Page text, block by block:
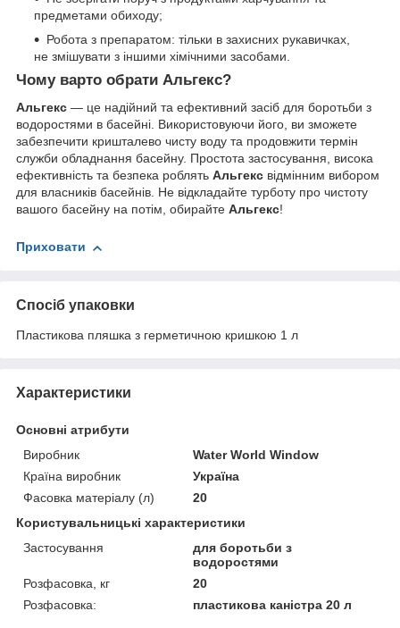
предметами обиходу;
Робота з препаратом: тільки в захисних рукавичках,
не змішувати з іншими хімічними засобами.
Чому варто обрати Альгекс?
Альгекс — це надійний та ефективний засіб для боротьби з
водоростями в басейні. Використовуючи його, ви зможете
забезпечити кришталево чисту воду та продовжити термін
служби обладнання басейну. Простота застосування, висока
ефективність та безпека роблять Альгекс відмінним вибором
для власників басейнів. Не відкладайте турботу про чистоту
вашого басейну на потім, обирайте Альгекс!
Приховати
Спосіб упаковки
Пластикова пляшка з герметичною кришкою 1 л
Характеристики
Основні атрибути
Виробник
Water World Window
Країна виробник
Україна
Фасовка матеріалу (л)
20
Користувальницькі характеристики
Застосування
для боротьби з
водоростями
Розфасовка, кг
20
Розфасовка:
пластикова каністра 20 л